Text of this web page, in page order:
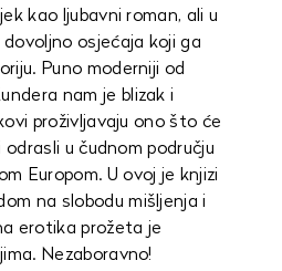
kao ljubavni roman, ali u
osjećaja koji ga
Puno moderniji od
nam je blizak i
proživljavaju ono što će
u čudnom području
Europom. U ovoj je knjizi
na slobodu mišljenja i
erotika prožeta je
Nezaboravno!